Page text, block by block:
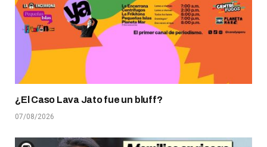
¿El Caso Lava Jato fue un bluff?
07/08/2026